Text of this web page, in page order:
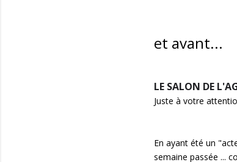
et avant...
LE SALON DE
Juste à votre
En ayant été un
semaine passée ...